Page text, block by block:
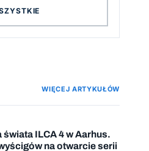
WIĘCEJ ARTYKUŁÓW
ILCA 4 w Aarhus.
na otwarcie serii